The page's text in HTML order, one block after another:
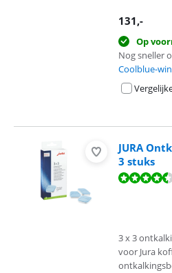
131,-
Op
Nog sneller
Coolblue-
JURA
3 stuks
Beoordeling is 8,9 van de 10,
3 x 3
voor Jura